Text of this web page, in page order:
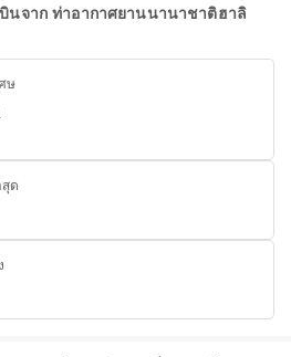
นจาก ท่าอากาศยานนานาชาติฮาลิ
ษ
ด